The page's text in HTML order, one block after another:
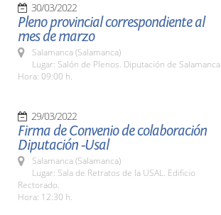
30/03/2022
Pleno provincial correspondiente al
mes de marzo
Salamanca (Salamanca)
Lugar: Salón de Plenos. Diputación de Salamanca
Hora: 09:00 h.
29/03/2022
Firma de Convenio de colaboración
Diputación -Usal
Salamanca (Salamanca)
Lugar: Sala de Retratos de la USAL. Edificio
Rectorado.
Hora: 12:30 h.